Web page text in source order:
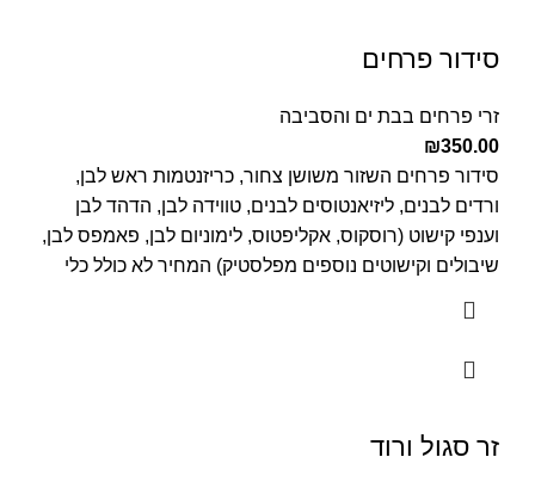
סידור פרחים
זרי פרחים בבת ים והסביבה
₪350.00
סידור פרחים השזור משושן צחור, כריזנטמות ראש לבן,
ורדים לבנים, ליזיאנטוסים לבנים, טווידה לבן, הדהד לבן
וענפי קישוט (רוסקוס, אקליפטוס, לימוניום לבן, פאמפס לבן,
שיבולים וקישוטים נוספים מפלסטיק) המחיר לא כולל כלי
זר סגול ורוד